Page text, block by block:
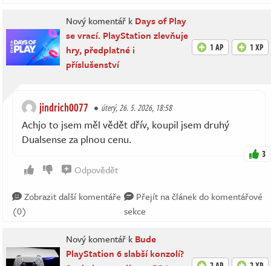
Nový komentář k Days of Play
se vrací. PlayStation zlevňuje
hry, předplatné i
příslušenství
1 AP 1 XP
jindrich0077 úterý, 26. 5. 2026, 18:58
Achjo to jsem měl vědět dřív, koupil jsem druhý
Dualsense za plnou cenu.
3
Odpovědět
Zobrazit další komentáře
(0)
Přejít na článek do komentářové
sekce
Nový komentář k Bude
PlayStation 6 slabší konzolí?